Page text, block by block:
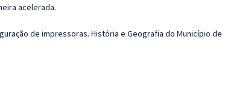
acelerada.
de impressoras. História e Geografia do Município de